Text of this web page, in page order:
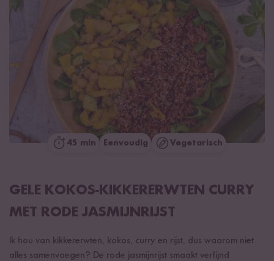
45 min Eenvoudig Vegetarisch
GELE KOKOS-KIKKERERWTEN CURRY
MET RODE JASMIJNRIJST
Ik hou van kikkererwten, kokos, curry en rijst, dus waarom niet
alles samenvoegen? De rode jasmijnrijst smaakt verfijnd